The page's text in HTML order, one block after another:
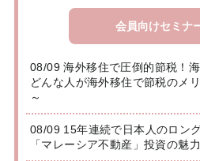
会員向けセミナ
08/09 海外移住で圧倒的節税！
どんな人が海外移住で節税のメ
～
08/09 15年連続で日本人のロン
「マレーシア不動産」投資の魅力